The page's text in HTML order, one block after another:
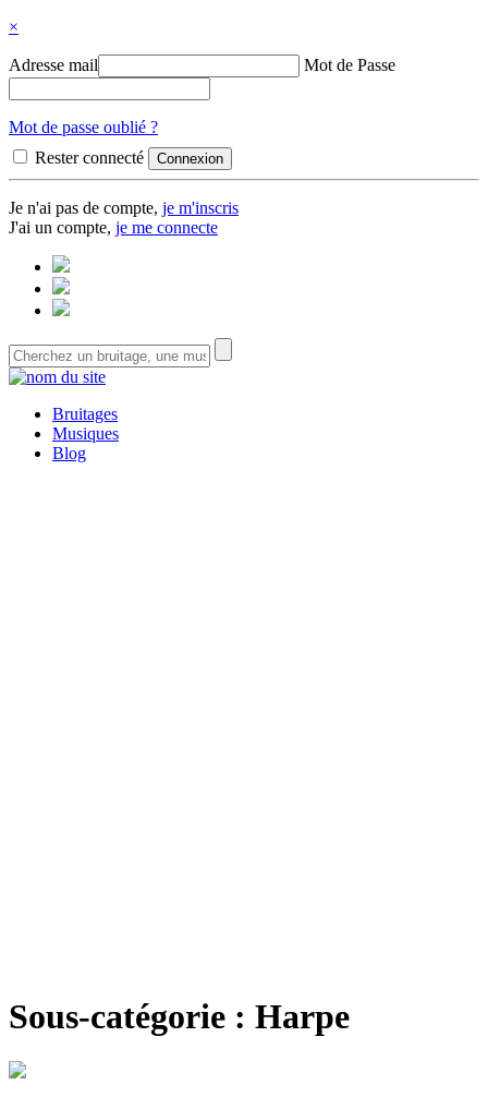
×
Adresse mail Mot de Passe
Mot de passe oublié ?
Rester connecté
Je n'ai pas de compte, je m'inscris
J'ai un compte, je me connecte
Bruitages
Musiques
Blog
Sous-catégorie : Harpe